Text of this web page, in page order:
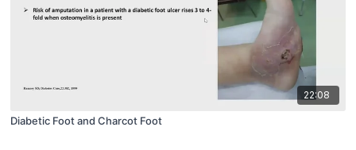
22:08
Diabetic Foot and Charcot Foot